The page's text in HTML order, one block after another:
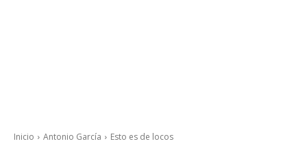
Inicio Antonio García Esto es de locos